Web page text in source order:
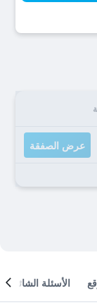
عرض الصفقة
الأسئلة الشائعة